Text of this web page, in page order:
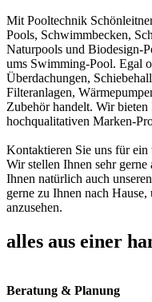
Mit Pooltechnik
Pools, Schwimmbecken,
Naturpools und Biodesign-
ums Swimming-Pool. Egal
Überdachungen,
Filteranlagen,
Zubehör handelt. Wir
hochqualitativen Marken-
Kontaktieren Sie uns für ein
Wir stellen Ihnen sehr
Ihnen natürlich auch
gerne zu Ihnen nach
anzusehen.
alles aus einer
Beratung & Planung